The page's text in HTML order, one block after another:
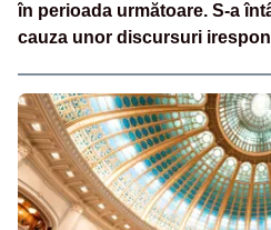
în perioada următoare. S-a
cauza unor discursuri